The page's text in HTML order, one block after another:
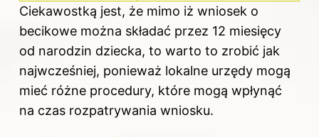
Ciekawostką jest, że mimo iż wniosek o
becikowe można składać przez 12 miesięcy
od narodzin dziecka, to warto to zrobić jak
najwcześniej, ponieważ lokalne urzędy mogą
mieć różne procedury, które mogą wpłynąć
na czas rozpatrywania wniosku.